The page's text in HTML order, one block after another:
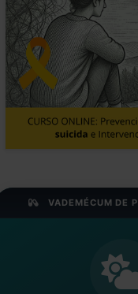
VADEMÉCUM DE